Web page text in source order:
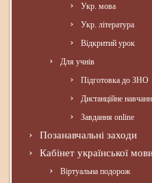
Укр. мова
Укр. література
Відкритий урок
Для учнів
Підготовка до ЗНО
Дистанційне
Завдання online
Позанавчальні заходи
Кабінет української
Віртуальна подорож